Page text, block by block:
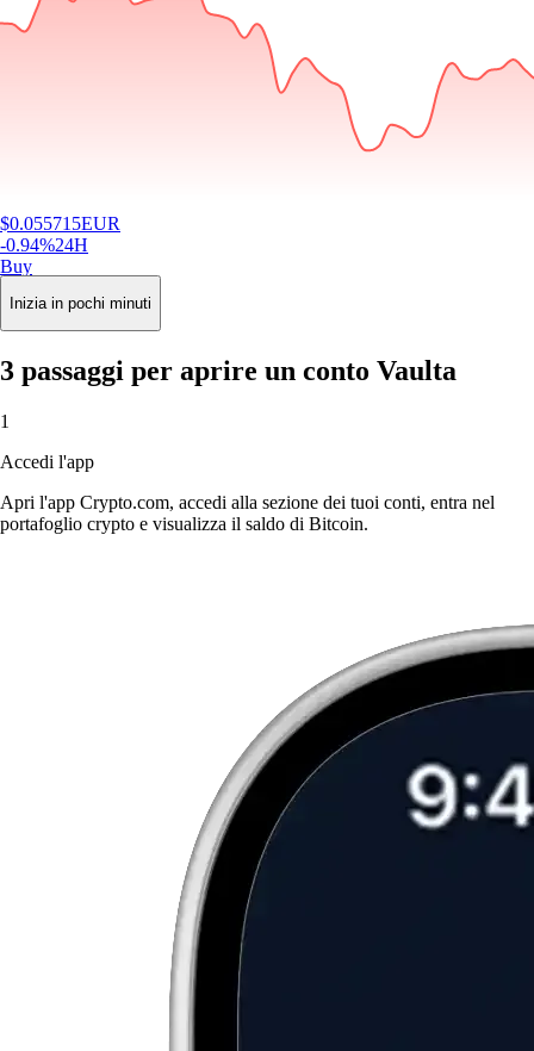
$0.055715EUR
-0.94%24H
Buy
Inizia in pochi minuti
3 passaggi per aprire un conto Vaulta
1
Accedi l'app
Apri l'app Crypto.com, accedi alla sezione dei tuoi conti, entra nel
portafoglio crypto e visualizza il saldo di Bitcoin.